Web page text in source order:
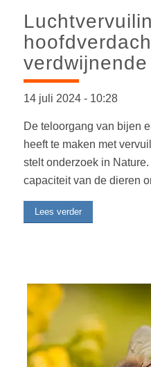
14 juli 2024 -10:28
De teloorgang van bijen
heeft te maken met
stelt onderzoek in
capaciteit van de dieren
Lees verder